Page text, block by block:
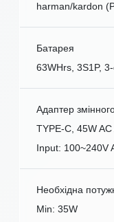
harman/kardon
Батарея
63WHrs, 3S1P,
Адаптер
TYPE-C, 45W
Input: 100~240V
Необхідна
Min: 35W